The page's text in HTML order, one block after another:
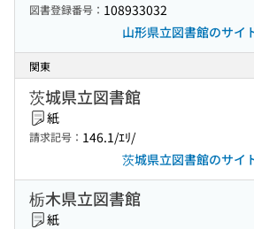
図書登録番号： 108933032
山形県立図書館のサイ
関東
茨城県立図書館
紙
請求記号： 146.1/ｴﾘ/
茨城県立図書館のサイ
栃木県立図書館
紙